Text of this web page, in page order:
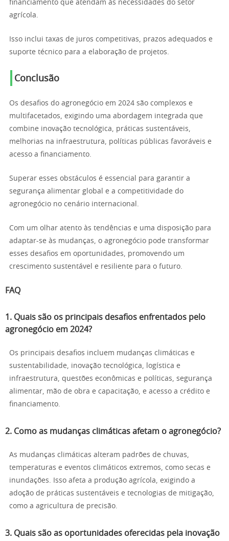
financiamento que atendam às necessidades do setor
agrícola.
Isso inclui taxas de juros competitivas, prazos adequados e
suporte técnico para a elaboração de projetos.
Conclusão
Os desafios do agronegócio em 2024 são complexos e
multifacetados, exigindo uma abordagem integrada que
combine inovação tecnológica, práticas sustentáveis,
melhorias na infraestrutura, políticas públicas favoráveis e
acesso a financiamento.
Superar esses obstáculos é essencial para garantir a
segurança alimentar global e a competitividade do
agronegócio no cenário internacional.
Com um olhar atento às tendências e uma disposição para
adaptar-se às mudanças, o agronegócio pode transformar
esses desafios em oportunidades, promovendo um
crescimento sustentável e resiliente para o futuro.
FAQ
1. Quais são os principais desafios enfrentados pelo
agronegócio em 2024?
Os principais desafios incluem mudanças climáticas e
sustentabilidade, inovação tecnológica, logística e
infraestrutura, questões econômicas e políticas, segurança
alimentar, mão de obra e capacitação, e acesso a crédito e
financiamento.
2. Como as mudanças climáticas afetam o agronegócio?
As mudanças climáticas alteram padrões de chuvas,
temperaturas e eventos climáticos extremos, como secas e
inundações. Isso afeta a produção agrícola, exigindo a
adoção de práticas sustentáveis e tecnologias de mitigação,
como a agricultura de precisão.
3. Quais são as oportunidades oferecidas pela inovação